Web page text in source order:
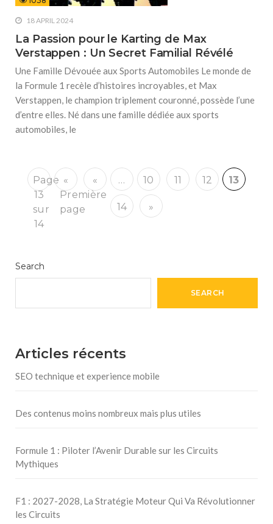
18 APRIL 2024
La Passion pour le Karting de Max
Verstappen : Un Secret Familial Révélé
Une Famille Dévouée aux Sports Automobiles Le monde de
la Formule 1 recèle d’histoires incroyables, et Max
Verstappen, le champion triplement couronné, possède l’une
d’entre elles. Né dans une famille dédiée aux sports
automobiles, le
Page
13
sur
14
«
Première
page
« … 10 11 12 13
14 »
Search
SEARCH
Articles récents
SEO technique et experience mobile
Des contenus moins nombreux mais plus utiles
Formule 1 : Piloter l’Avenir Durable sur les Circuits
Mythiques
F1 : 2027-2028, La Stratégie Moteur Qui Va Révolutionner
les Circuits